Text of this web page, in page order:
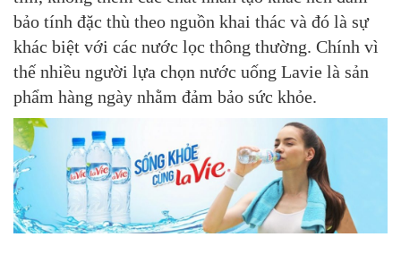
bảo tính đặc thù theo nguồn khai thác và đó là sự
khác biệt với các nước lọc thông thường. Chính vì
thế nhiều người lựa chọn nước uống Lavie là sản
phẩm hàng ngày nhằm đảm bảo sức khỏe.